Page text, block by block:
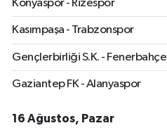
Konyaspor - Rizespor
Kasımpaşa - Trabzonspor
Gençlerbirliği S.K. - Fenerbahçe
Gaziantep FK - Alanyaspor
16 Ağustos, Pazar